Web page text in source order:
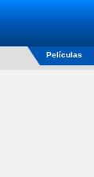
Películas